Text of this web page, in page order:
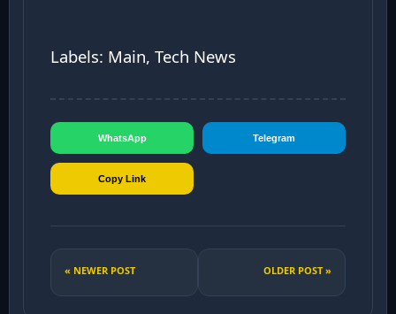
Labels: Main, Tech News
WhatsApp Telegram
Copy Link
« NEWER POST OLDER POST »